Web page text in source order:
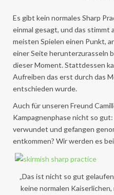
Es gibt kein normales Sharp
einmal gesagt, und das stimmt
meisten Spielen einen Punkt,
einer Seite herunterzurasseln
dieser Moment. Stattdessen
Aufreiben das erst durch das
entschieden wurde.
Auch für unseren Freund
Kampagnenphase nicht so
verwundet und gefangen
entkommen? Wir werden es
„Das ist nicht so gut
keine normalen